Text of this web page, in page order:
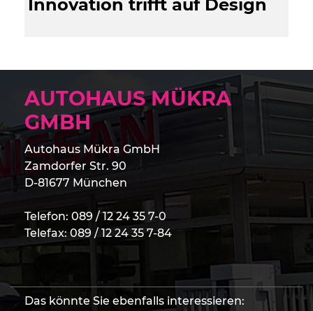
Innovation trifft auf Design
AUTOHAUS MÜKRA
GMBH
Autohaus Mükra GmbH
Zamdorfer Str. 90
D-81677 München
Telefon: 089 / 12 24 35 7-0
Telefax: 089 / 12 24 35 7-84
Das könnte Sie ebenfalls interessieren: